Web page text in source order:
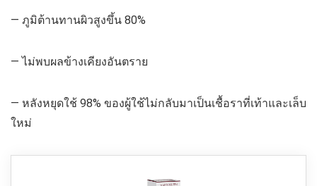
— ภูมิต้านทานผิวสูงขึ้น 80%
— ไม่พบผลข้างเคียงอันตราย
— หลังหยุดใช้ 98% ของผู้ใช้ไม่กลับมาเป็นเชื้อราที่เท้าและเล็บ
ใหม่